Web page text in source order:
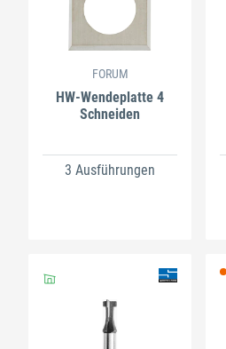
FORUM
HW-Wendeplatte 4
Schneiden
3 Ausführungen